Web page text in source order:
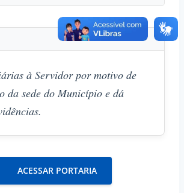
à Servidor por motivo de
da sede do Município e dá
ACESSAR PORTARIA